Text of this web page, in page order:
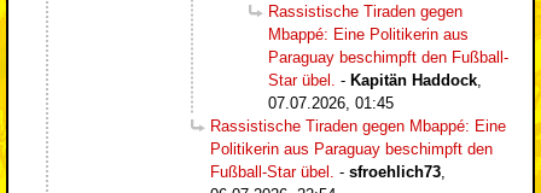
Rassistische Tiraden gegen
Mbappé: Eine Politikerin aus
Paraguay beschimpft den Fußball-
Star übel.
- Kapitän Haddock
07.07.2026, 01:45
Rassistische Tiraden gegen Mbappé: Eine
Politikerin aus Paraguay beschimpft den
Fußball-Star übel.
- sfroehlich73